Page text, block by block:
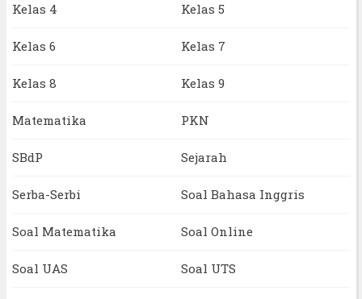
Kelas 4 Kelas 5
Kelas 6 Kelas 7
Kelas 8 Kelas 9
Matematika PKN
SBdP Sejarah
Serba-Serbi Soal Bahasa Inggris
Soal Matematika Soal Online
Soal UAS Soal UTS